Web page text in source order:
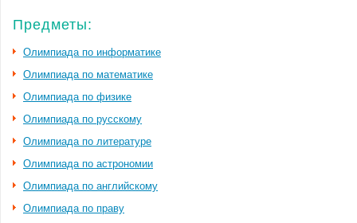
Предметы:
Олимпиада по информатике
Олимпиада по математике
Олимпиада по физике
Олимпиада по русскому
Олимпиада по литературе
Олимпиада по астрономии
Олимпиада по английскому
Олимпиада по праву